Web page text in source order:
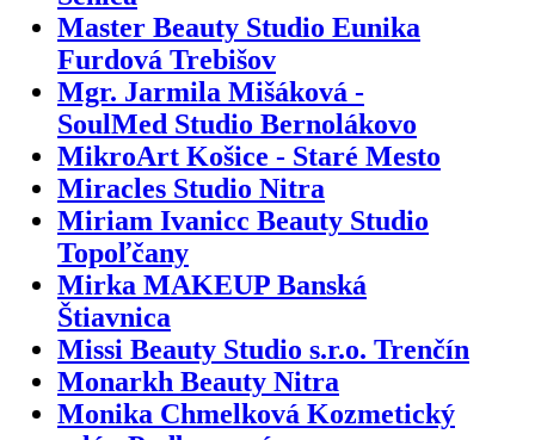
Master Beauty Studio Eunika
Furdová Trebišov
Mgr. Jarmila Mišáková -
SoulMed Studio Bernolákovo
MikroArt Košice - Staré Mesto
Miracles Studio Nitra
Miriam Ivanicc Beauty Studio
Topoľčany
Mirka MAKEUP Banská
Štiavnica
Missi Beauty Studio s.r.o. Trenčín
Monarkh Beauty Nitra
Monika Chmelková Kozmetický